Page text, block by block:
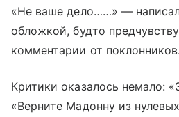
«Не ваше дело……» —
обложкой, будто
комментарии от поклонников.
Критики оказалось немало:
«Верните Мадонну из